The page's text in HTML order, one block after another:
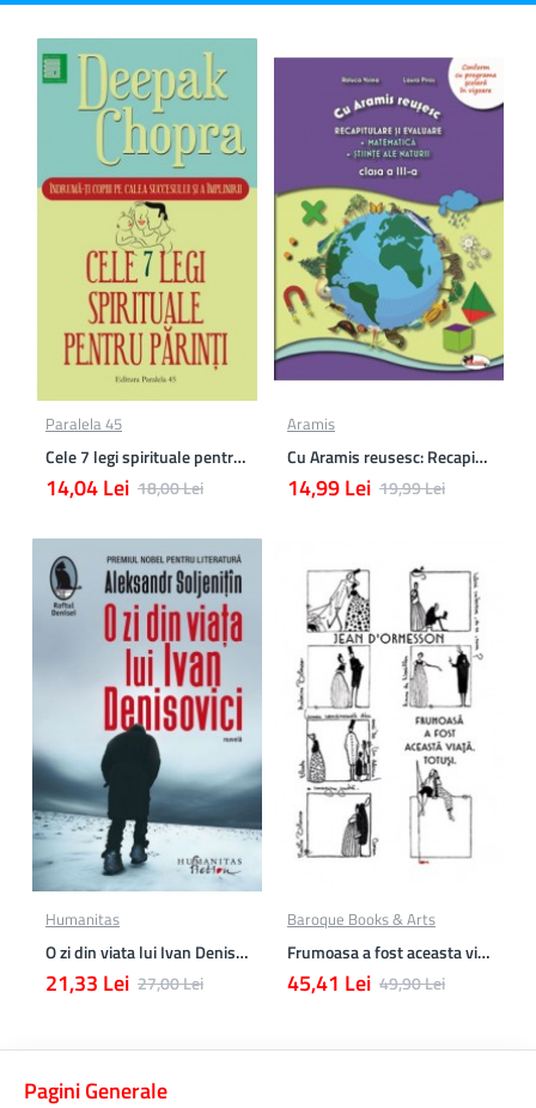
Paralela 45
Cele 7 legi spirituale pentru parinti
14,04 Lei 18,00 Lei
Aramis
Cu Aramis reusesc: Recapitulare si evaluare - Clasa a 3-a (Matematica si Stiinte ale naturii)
14,99 Lei 19,99 Lei
Humanitas
O zi din viata lui Ivan Denisovici
21,33 Lei 27,00 Lei
Baroque Books & Arts
Frumoasa a fost aceasta viata. totusi.
45,41 Lei 49,90 Lei
Pagini Generale